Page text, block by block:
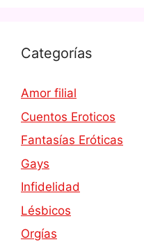
Categorías
Amor filial
Cuentos Eroticos
Fantasías Eróticas
Gays
Infidelidad
Lésbicos
Orgías